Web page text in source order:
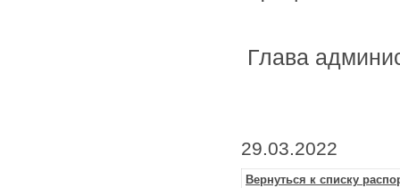
Глава
29.03.2022
Вернуться к списку